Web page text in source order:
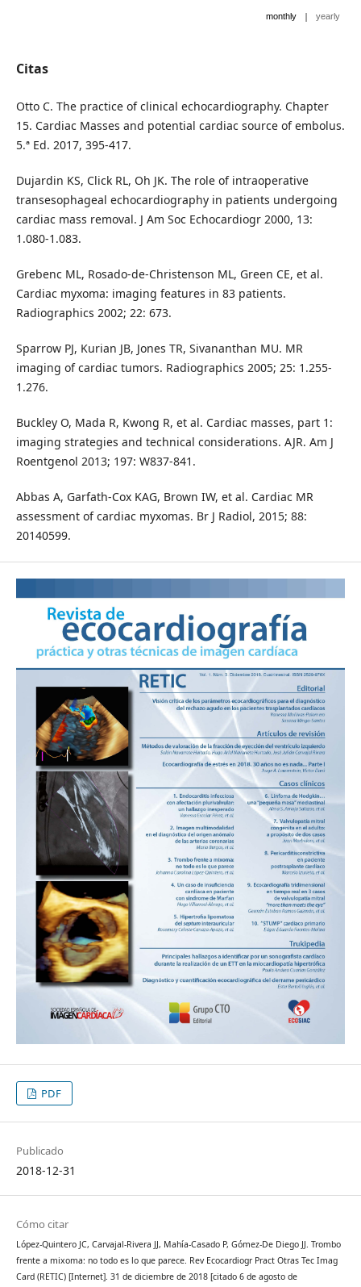
monthly | yearly
Citas
Otto C. The practice of clinical echocardiography. Chapter
15. Cardiac Masses and potential cardiac source of embolus.
5.ª Ed. 2017, 395-417.
Dujardin KS, Click RL, Oh JK. The role of intraoperative
transesophageal echocardiography in patients undergoing
cardiac mass removal. J Am Soc Echocardiogr 2000, 13:
1.080-1.083.
Grebenc ML, Rosado-de-Christenson ML, Green CE, et al.
Cardiac myxoma: imaging features in 83 patients.
Radiographics 2002; 22: 673.
Sparrow PJ, Kurian JB, Jones TR, Sivananthan MU. MR
imaging of cardiac tumors. Radiographics 2005; 25: 1.255-
1.276.
Buckley O, Mada R, Kwong R, et al. Cardiac masses, part 1:
imaging strategies and technical considerations. AJR. Am J
Roentgenol 2013; 197: W837-841.
Abbas A, Garfath-Cox KAG, Brown IW, et al. Cardiac MR
assessment of cardiac myxomas. Br J Radiol, 2015; 88:
20140599.
PDF
Publicado
2018-12-31
Cómo citar
López-Quintero JC, Carvajal-Rivera JJ, Mahía-Casado P, Gómez-De Diego JJ. Trombo
frente a mixoma: no todo es lo que parece. Rev Ecocardiogr Pract Otras Tec Imag
Card (RETIC) [Internet]. 31 de diciembre de 2018 [citado 6 de agosto de